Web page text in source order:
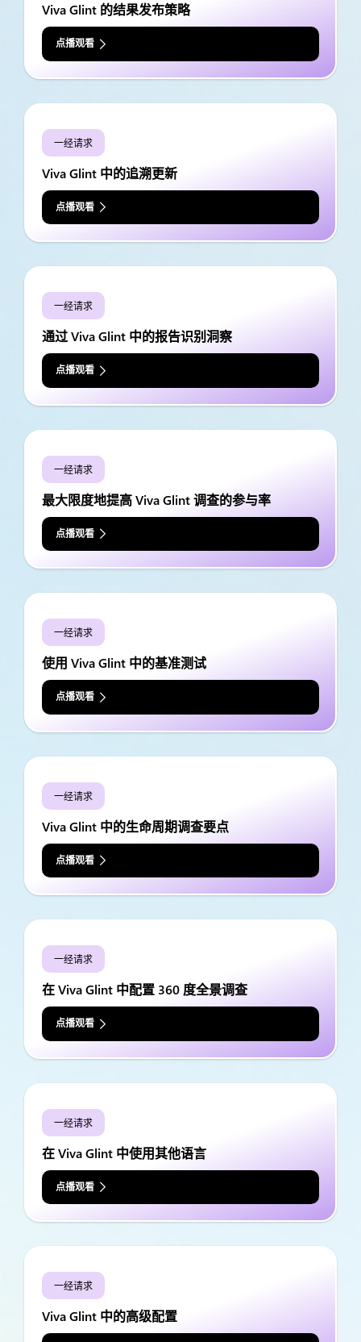
Viva Glint 的结果发布策略
点播观看
一经请求
Viva Glint 中的追溯更新
点播观看
一经请求
通过 Viva Glint 中的报告识别洞察
点播观看
一经请求
最大限度地提高 Viva Glint 调查的参与率
点播观看
一经请求
使用 Viva Glint 中的基准测试
点播观看
一经请求
Viva Glint 中的生命周期调查要点
点播观看
一经请求
在 Viva Glint 中配置 360 度全景调查
点播观看
一经请求
在 Viva Glint 中使用其他语言
点播观看
一经请求
Viva Glint 中的高级配置